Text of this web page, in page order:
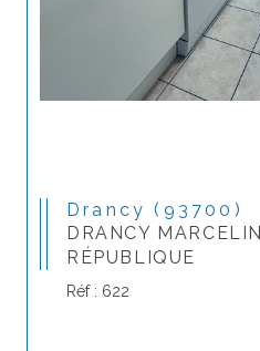
Drancy (93700)
DRANCY
RÉPUBLIQUE
Réf : 622